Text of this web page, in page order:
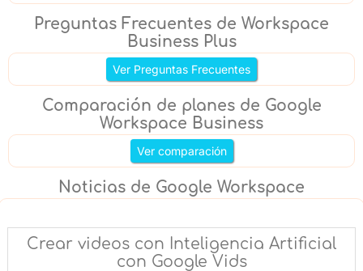
Preguntas Frecuentes de Workspace
Business Plus
Ver Preguntas Frecuentes
Comparación de planes de Google
Workspace Business
Ver comparación
Noticias de Google Workspace
Crear videos con Inteligencia Artificial
con Google Vids